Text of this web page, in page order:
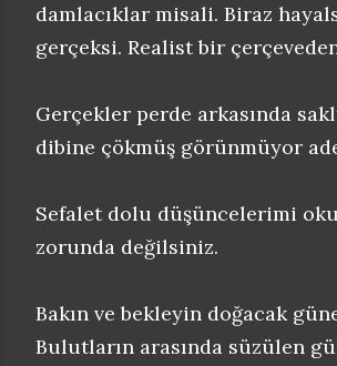
damlacıklar misali. Biraz
gerçeksi. Realist bir
Gerçekler perde arkasında
dibine çökmüş görünmüyor
Sefalet dolu düşüncelerimi
zorunda değilsiniz.
Bakın ve bekleyin doğacak
Bulutların arasında süzülen